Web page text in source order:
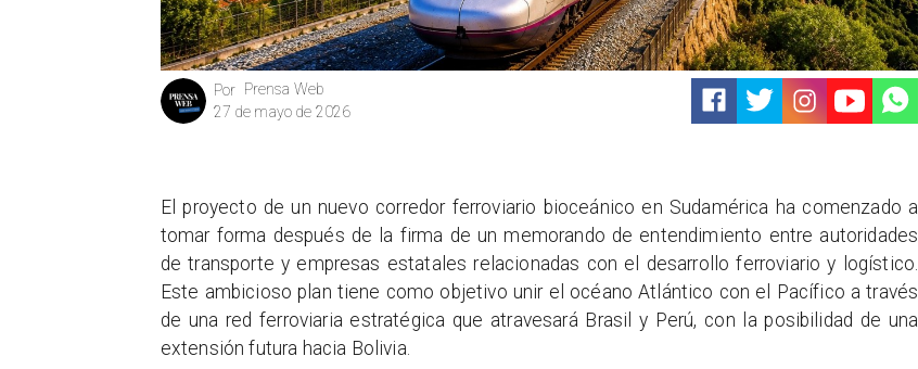
Prensa Web
Por
27 de mayo de 2026
El proyecto de un nuevo corredor ferroviario bioceánico en Sudamérica ha comenzado a
tomar forma después de la firma de un memorando de entendimiento entre autoridades
de transporte y empresas estatales relacionadas con el desarrollo ferroviario y logístico.
Este ambicioso plan tiene como objetivo unir el océano Atlántico con el Pacífico a través
de una red ferroviaria estratégica que atravesará Brasil y Perú, con la posibilidad de una
extensión futura hacia Bolivia.